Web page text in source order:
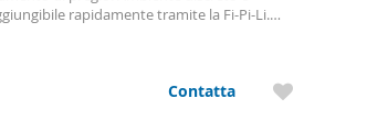
rapidamente tramite la Fi-Pi-Li.
Spese condominiali €50,00.
Contatta